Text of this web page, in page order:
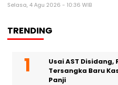
Selasa, 4 Agu 2026 - 10:36 WIB
TRENDING
Usai AST Disidang,
Tersangka Baru
Panji